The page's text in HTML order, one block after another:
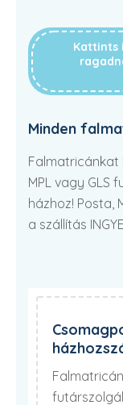
Kattints
Minden
Falmatricánkat
MPL vagy GLS
házhoz! Posta,
a szállítás